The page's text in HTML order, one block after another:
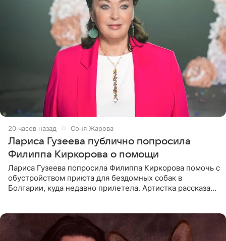
20 часов назад Соня Жарова
Лариса Гузеева публично попросила
Филиппа Киркорова о помощи
Лариса Гузеева попросила Филиппа Киркорова помочь с
обустройством приюта для бездомных собак в
Болгарии, куда недавно прилетела. Артистка рассказала